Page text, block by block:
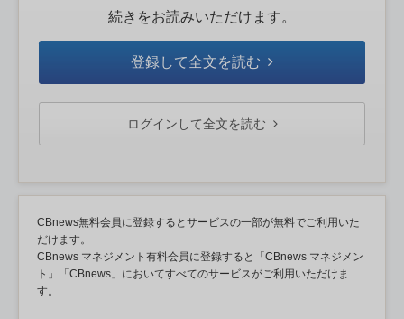
続きをお読みいただけます。
登録して全文を読む
ログインして全文を読む
CBnews無料会員に登録するとサービスの一部が無料でご利用いた
だけます。
CBnews マネジメント有料会員に登録すると「CBnews マネジメン
ト」「CBnews」においてすべてのサービスがご利用いただけま
す。